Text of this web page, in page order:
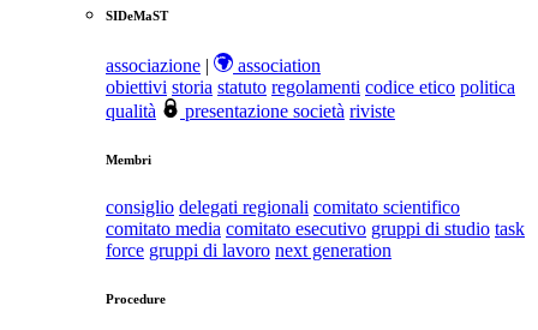
SIDeMaST
associazione |
association
obiettivi storia statuto regolamenti codice etico politica
qualità
presentazione società riviste
Membri
consiglio delegati regionali comitato scientifico
comitato media comitato esecutivo gruppi di studio task
force gruppi di lavoro next generation
Procedure